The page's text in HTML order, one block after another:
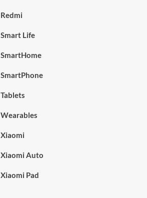
Redmi
Smart Life
SmartHome
SmartPhone
Tablets
Wearables
Xiaomi
Xiaomi Auto
Xiaomi Pad